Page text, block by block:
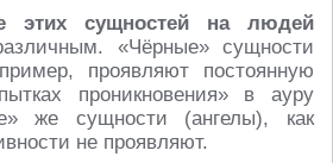
этих сущностей на людей
«Чёрные» сущности
проявляют постоянную
проникновения» в ауру
же сущности (ангелы), как
не проявляют.